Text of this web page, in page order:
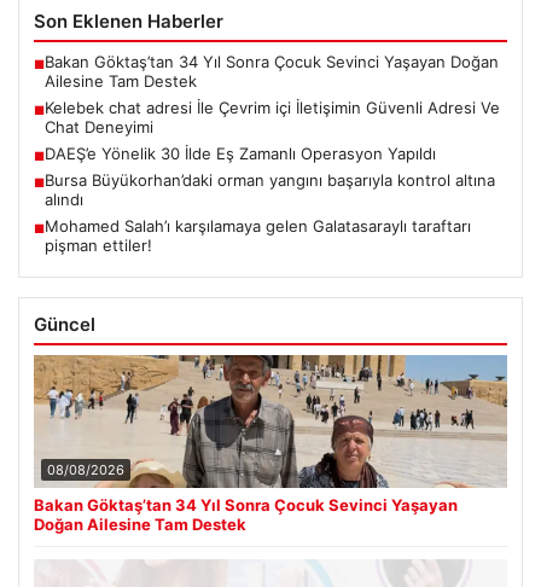
Son Eklenen Haberler
■Bakan Göktaş’tan 34 Yıl Sonra Çocuk Sevinci Yaşayan Doğan
Ailesine Tam Destek
■Kelebek chat adresi İle Çevrim içi İletişimin Güvenli Adresi Ve
Chat Deneyimi
■DAEŞ’e Yönelik 30 İlde Eş Zamanlı Operasyon Yapıldı
■Bursa Büyükorhan’daki orman yangını başarıyla kontrol altına
alındı
■Mohamed Salah’ı karşılamaya gelen Galatasaraylı taraftarı
pişman ettiler!
Güncel
08/08/2026
Bakan Göktaş’tan 34 Yıl Sonra Çocuk Sevinci Yaşayan
Doğan Ailesine Tam Destek